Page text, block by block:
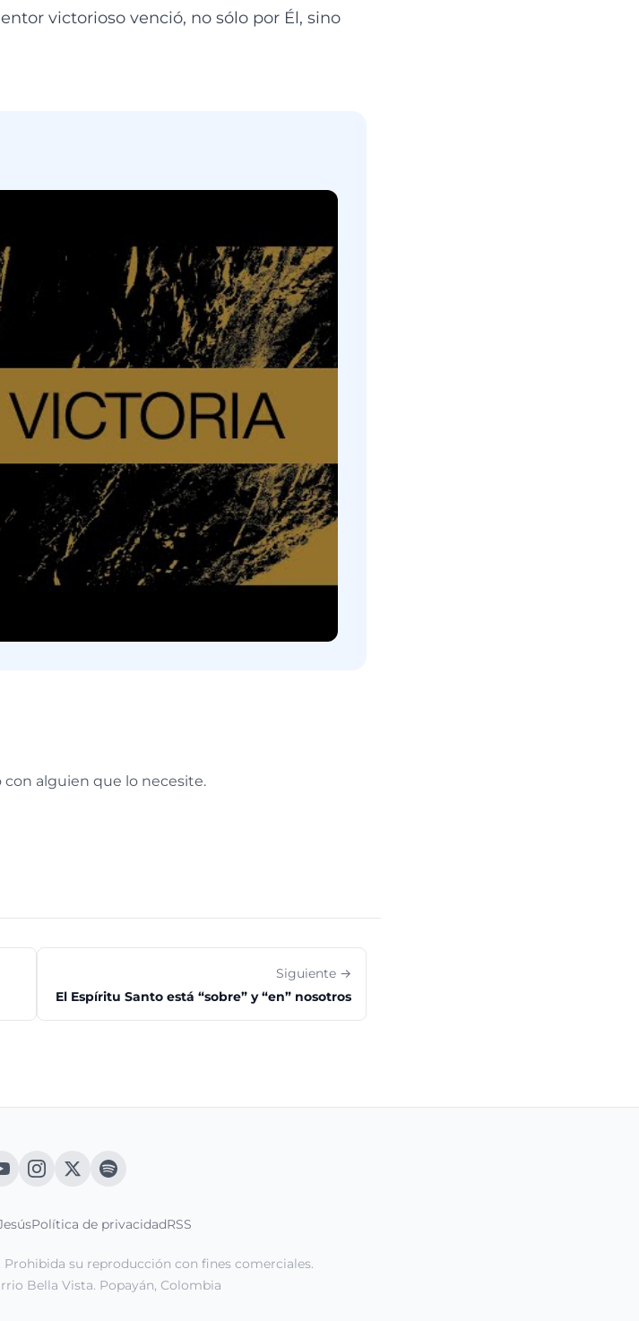
victorioso venció, no sólo por Él, sino
con alguien que lo necesite.
Siguiente →
El Espíritu Santo está “sobre” y “en” nosotros
Política de privacidadRSS
Prohibida su reproducción con fines comerciales.
Bella Vista. Popayán, Colombia